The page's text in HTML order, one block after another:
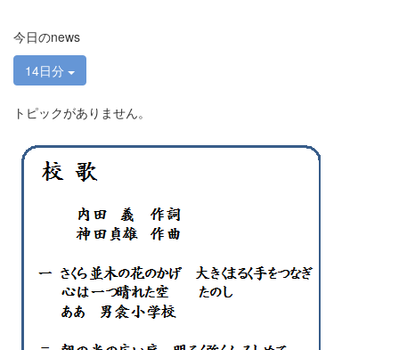
今日のnews
14日分
トピックがありません。